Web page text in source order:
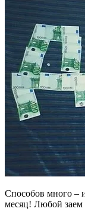
Способов много –
месяц! Любой заем